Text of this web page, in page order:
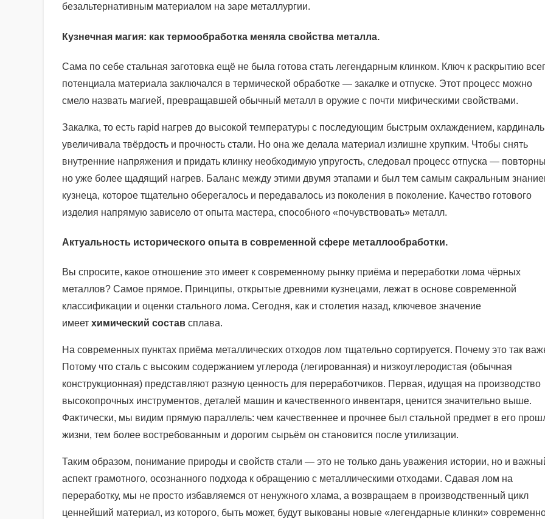
безальтернативным материалом на заре металлургии.
Кузнечная магия: как термообработка меняла свойства металла.
Сама по себе стальная заготовка ещё не была готова стать легендарным клинком. Ключ к раскрытию
потенциала материала заключался в термической обработке — закалке и отпуске. Этот процесс можно
смело назвать магией, превращавшей обычный металл в оружие с почти мифическими свойствами.
Закалка, то есть rapid нагрев до высокой температуры с последующим быстрым охлаждением,
увеличивала твёрдость и прочность стали. Но она же делала материал излишне хрупким. Чтобы снять
внутренние напряжения и придать клинку необходимую упругость, следовал процесс отпуска —
но уже более щадящий нагрев. Баланс между этими двумя этапами и был тем самым сакральным
кузнеца, которое тщательно оберегалось и передавалось из поколения в поколение. Качество готового
изделия напрямую зависело от опыта мастера, способного «почувствовать» металл.
Актуальность исторического опыта в современной сфере металлообработки.
Вы спросите, какое отношение это имеет к современному рынку приёма и переработки лома чёрных
металлов? Самое прямое. Принципы, открытые древними кузнецами, лежат в основе современной
классификации и оценки стального лома. Сегодня, как и столетия назад, ключевое значение
имеет химический состав сплава.
На современных пунктах приёма металлических отходов лом тщательно сортируется. Почему это так
Потому что сталь с высоким содержанием углерода (легированная) и низкоуглеродистая (обычная
конструкционная) представляют разную ценность для переработчиков. Первая, идущая на производство
высокопрочных инструментов, деталей машин и качественного инвентаря, ценится значительно выше.
Фактически, мы видим прямую параллель: чем качественнее и прочнее был стальной предмет в его
жизни, тем более востребованным и дорогим сырьём он становится после утилизации.
Таким образом, понимание природы и свойств стали — это не только дань уважения истории, но и
аспект грамотного, осознанного подхода к обращению с металлическими отходами. Сдавая лом на
переработку, мы не просто избавляемся от ненужного хлама, а возвращаем в производственный цикл
ценнейший материал, из которого, быть может, будут выкованы новые «легендарные клинки»